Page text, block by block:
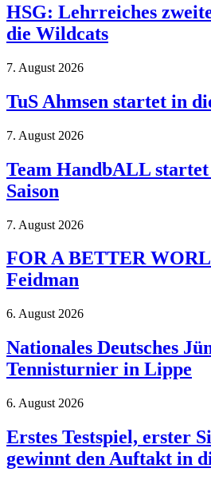
HSG: Lehrreiches
die Wildcats
7. August 2026
TuS Ahmsen startet in
7. August 2026
Team HandbALL
Saison
7. August 2026
FOR A BETTER
Feidman
6. August 2026
Nationales Deutsches
Tennisturnier in Lippe
6. August 2026
Erstes Testspiel, erster
gewinnt den Auftakt in